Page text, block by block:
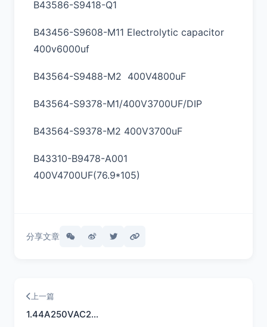
B43586-S9418-Q1
B43456-S9608-M11 Electrolytic capacitor
400v6000uf
B43564-S9488-M2 400V4800uF
B43564-S9378-M1/400V3700UF/DIP
B43564-S9378-M2 400V3700uF
B43310-B9478-A001
400V4700UF(76.9*105)
分享文章
上一篇
1.44A250VAC2…